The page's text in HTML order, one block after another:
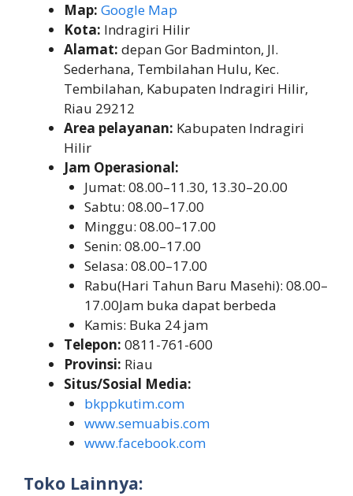
Map: Google Map
Kota: Indragiri Hilir
Alamat: depan Gor Badminton, Jl.
Sederhana, Tembilahan Hulu, Kec.
Tembilahan, Kabupaten Indragiri Hilir,
Riau 29212
Area pelayanan: Kabupaten Indragiri
Hilir
Jam Operasional:
Jumat: 08.00–11.30, 13.30–20.00
Sabtu: 08.00–17.00
Minggu: 08.00–17.00
Senin: 08.00–17.00
Selasa: 08.00–17.00
Rabu(Hari Tahun Baru Masehi): 08.00–
17.00Jam buka dapat berbeda
Kamis: Buka 24 jam
Telepon: 0811-761-600
Provinsi: Riau
Situs/Sosial Media:
bkppkutim.com
www.semuabis.com
www.facebook.com
Toko Lainnya: